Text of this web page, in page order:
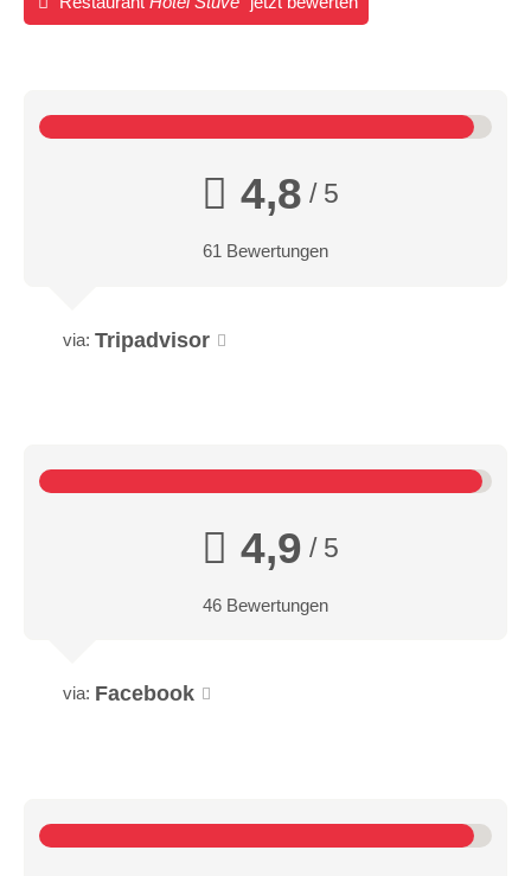
4,8 / 5
61 Bewertungen
via: Tripadvisor
4,9 / 5
46 Bewertungen
via: Facebook